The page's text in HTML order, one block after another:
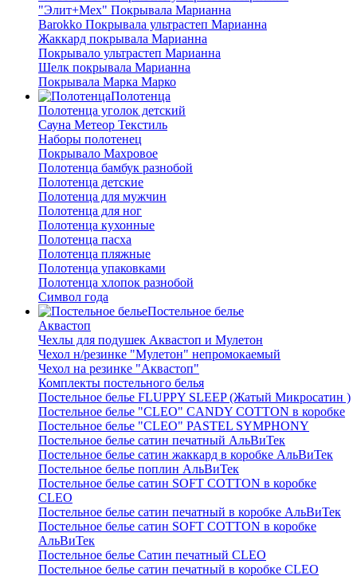
"Элит+Мех" Покрывала Марианна
Barokko Покрывала ультрастеп Марианна
Жаккард покрывала Марианна
Покрывало ультрастеп Марианна
Шелк покрывала Марианна
Покрывала Марка Марко
Полотенца
Полотенца уголок детский
Сауна Метеор Текстиль
Наборы полотенец
Покрывало Махровое
Полотенца бамбук разнобой
Полотенца детские
Полотенца для мужчин
Полотенца для ног
Полотенца кухонные
Полотенца пасха
Полотенца пляжные
Полотенца упаковками
Полотенца хлопок разнобой
Символ года
Постельное белье
Аквастоп
Чехлы для подушек Аквастоп и Мулетон
Чехол н/резинке "Мулетон" непромокаемый
Чехол на резинке "Аквастоп"
Комплекты постельного белья
Постельное белье FLUPPY SLEEP (Жатый Микросатин )
Постельное белье "CLEO" CANDY COTTON в коробке
Постельное белье "CLEO" PASTEL SYMPHONY
Постельное белье сатин печатный АльВиТек
Постельное белье сатин жаккард в коробке АльВиТек
Постельное белье поплин АльВиТек
Постельное белье сатин SOFT COTTON в коробке
CLEO
Постельное белье сатин печатный в коробке АльВиТек
Постельное белье сатин SOFT COTTON в коробке
АльВиТек
Постельное белье Сатин печатный CLEO
Постельное белье сатин печатный в коробке CLEO